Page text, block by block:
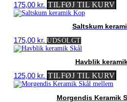
175,00 kr. TILFØJ TIL KURV
Saltskum
175,00 kr. UDSOLGT
Havblik
125,00 kr. TILFØJ TIL KURV
Morgendis Keramik